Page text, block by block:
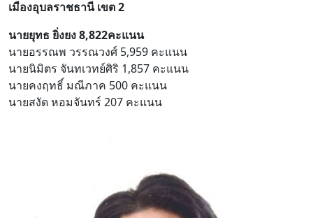
เมืองอุบลราชธานี เขต 2
นายยุทธ ยิ่งยง 8,822คะแนน
นายอรรณพ วรรณวงศ์ 5,959 คะแนน
นายนิมิตร จันทเวทย์ศิริ 1,857 คะแนน
นายคงฤทธิ์ มณีภาค 500 คะแนน
นายสงัด หอมจันทร์ 207 คะแนน